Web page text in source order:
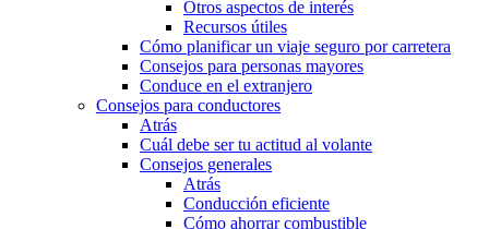
Otros aspectos de interés
Recursos útiles
Cómo planificar un viaje seguro por carretera
Consejos para personas mayores
Conduce en el extranjero
Consejos para conductores
Atrás
Cuál debe ser tu actitud al volante
Consejos generales
Atrás
Conducción eficiente
Cómo ahorrar combustible